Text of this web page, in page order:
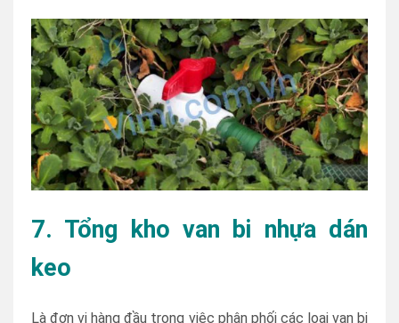
7. Tổng kho van bi nhựa dán
keo
Là đơn vị hàng đầu trong việc phân phối các loại van bi